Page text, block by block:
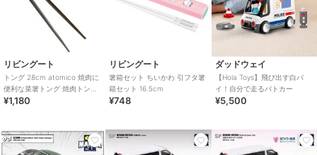
リビングート
トング 28cm atomico 焼肉に
便利な菜箸トング 焼肉トング
日本製
¥1,180
リビングート
箸箱セット ちいかわ 引フタ箸
箱セット 16.5cm
¥748
ダッドウェイ
【Hola Toys】飛び出す白バ
イ！自分で走るパトカー
¥5,500